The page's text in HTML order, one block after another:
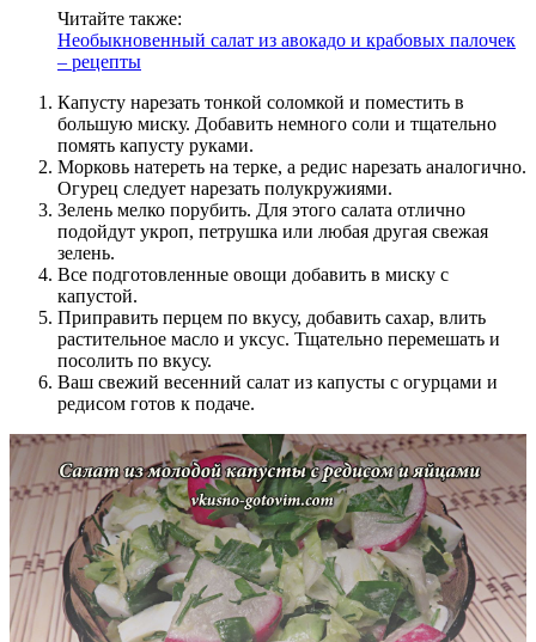
Читайте также:
Необыкновенный салат из авокадо и крабовых палочек
– рецепты
Капусту нарезать тонкой соломкой и поместить в
большую миску. Добавить немного соли и тщательно
помять капусту руками.
Морковь натереть на терке, а редис нарезать аналогично.
Огурец следует нарезать полукружиями.
Зелень мелко порубить. Для этого салата отлично
подойдут укроп, петрушка или любая другая свежая
зелень.
Все подготовленные овощи добавить в миску с
капустой.
Приправить перцем по вкусу, добавить сахар, влить
растительное масло и уксус. Тщательно перемешать и
посолить по вкусу.
Ваш свежий весенний салат из капусты с огурцами и
редисом готов к подаче.